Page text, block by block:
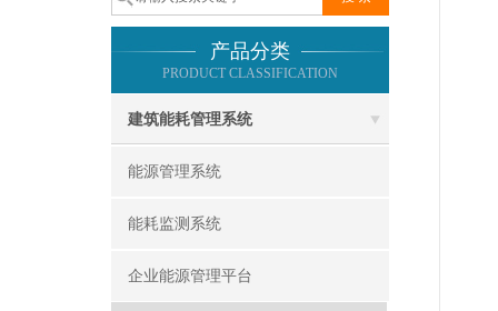
产品分类
PRODUCT CLASSIFICATION
建筑能耗管理系统
能源管理系统
能耗监测系统
企业能源管理平台